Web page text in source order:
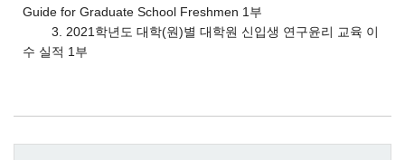
Guide for Graduate School Freshmen 1부
3. 2021학년도 대학(원)별 대학원 신입생 연구윤리 교육 이
수 실적 1부